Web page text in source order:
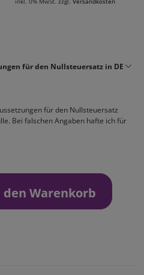
für den Nullsteuersatz in DE
für den Nullsteuersatz
Bei falschen Angaben hafte ich für
den Warenkorb